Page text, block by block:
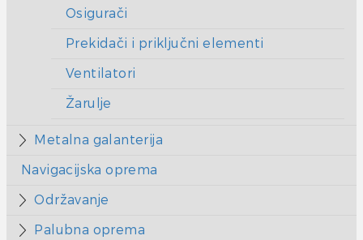
Osigurači
Prekidači i priključni elementi
Ventilatori
Žarulje
Metalna galanterija
Navigacijska oprema
Održavanje
Palubna oprema